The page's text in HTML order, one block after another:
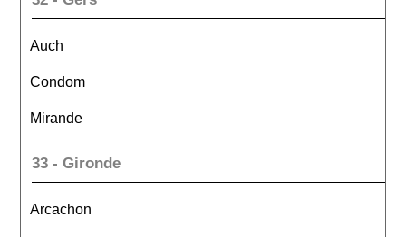
Auch
Condom
Mirande
33 - Gironde
Arcachon